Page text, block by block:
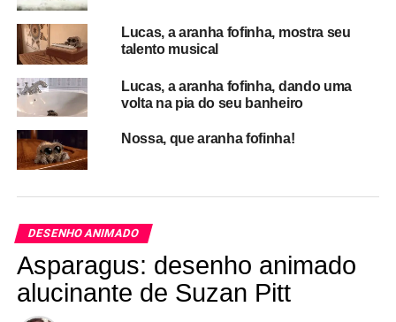
UP NEXT
E o vídeo mais visto do mundo em 2017 traz um
cara fantasiado de ostra
Lucas, a aranha fofinha, mostra seu
talento musical
Lucas, a aranha fofinha, dando uma
volta na pia do seu banheiro
Nossa, que aranha fofinha!
DESENHO ANIMADO
Asparagus: desenho animado
alucinante de Suzan Pitt